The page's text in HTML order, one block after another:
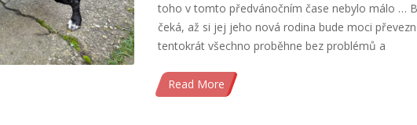
toho v tomto předvánočním čase nebylo málo …
čeká, až si jej jeho nová rodina bude moci
tentokrát všechno proběhne bez problémů a
Read More